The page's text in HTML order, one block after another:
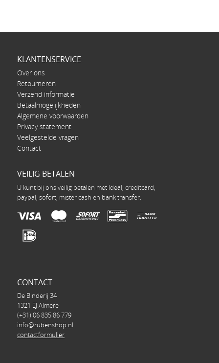
KLANTENSERVICE
Over ons
Retourneren
Verzend informatie
Betaalmogelijkheden
Algemene voorwaarden
Privacy statement
Veelgestelde vragen
Contact
VEILIG BETALEN
U kunt bij ons veilig betalen met Ideal, creditcard,
paypal, sofort, mister cash en bank transfer.
CONTACT
De Binderij 34
1321 EJ Almere
(+31) 06 835 86 779
info@rubenshop.nl
contactformulier